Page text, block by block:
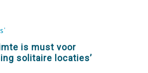
is must voor
solitaire locaties’